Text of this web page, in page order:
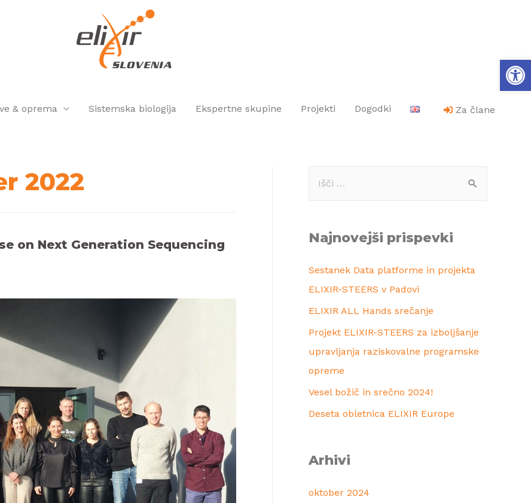
& oprema Sistemska biologija Ekspertne skupine Projekti Dogodki Za člane
2022
on Next Generation Sequencing
Najnovejši prispevki
Sestanek Data platforme in projekta
ELIXIR-STEERS v Padovi
ELIXIR ALL Hands srečanje
Projekt ELIXIR-STEERS za izboljšanje
upravljanja raziskovalne programske
opreme
Vesel božič in srečno 2024!
Deseta obletnica ELIXIR Europe
Arhivi
oktober 2024